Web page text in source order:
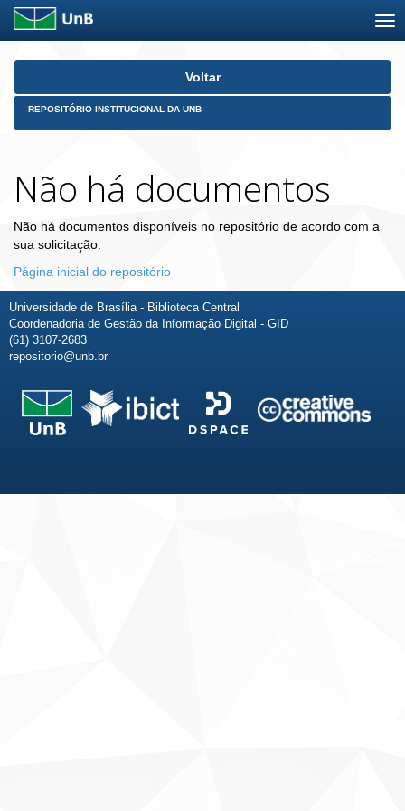
Skip
Voltar
REPOSITÓRIO INSTITUCIONAL DA UNB
Não há documentos
Não há documentos disponíveis no repositório de acordo com a
sua solicitação.
Página inicial do repositório
Universidade de Brasília - Biblioteca Central
Coordenadoria de Gestão da Informação Digital - GID
(61) 3107-2683
repositorio@unb.br